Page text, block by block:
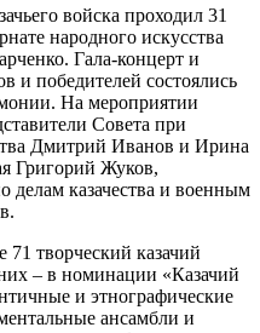
войска проходил 31
народного искусства
Гала-концерт и
и победителей состоялись
На мероприятии
Совета при
Дмитрий Иванов и Ирина
Григорий Жуков,
делам казачества и военным
71 творческий казачий
– в номинации «Казачий
и этнографические
ансамбли и